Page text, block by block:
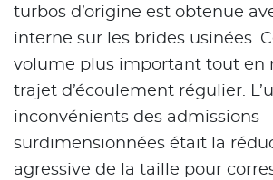
turbos d’origine est obtenue
interne sur les brides usinées.
volume plus important tout en
trajet d’écoulement régulier.
inconvénients des admissions
surdimensionnées était la
agressive de la taille pour